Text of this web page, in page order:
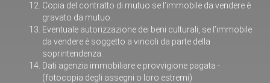
Copia del contratto di mutuo se l’immobile da vendere è
gravato da mutuo.
Eventuale autorizzazione dei beni culturali, se l’immobile
da vendere è soggetto a vincoli da parte della
soprintendenza.
Dati agenzia immobiliare e provvigione pagata -
(fotocopia degli assegni o loro estremi)